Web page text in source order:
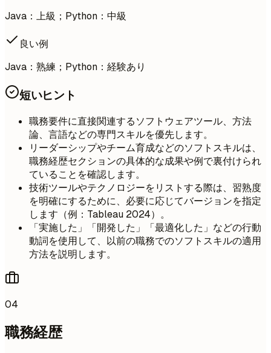
Java：上級；Python：中級
良い例
Java：熟練；Python：経験あり
短いヒント
職務要件に直接関連するソフトウェアツール、方法
論、言語などの専門スキルを優先します。
リーダーシップやチーム育成などのソフトスキルは、
職務経歴セクションの具体的な成果や例で裏付けられ
ていることを確認します。
技術ツールやテクノロジーをリストする際は、習熟度
を明確にするために、必要に応じてバージョンを指定
します（例：Tableau 2024）。
「実施した」「開発した」「最適化した」などの行動
動詞を使用して、以前の職務でのソフトスキルの適用
方法を説明します。
04
職務経歴